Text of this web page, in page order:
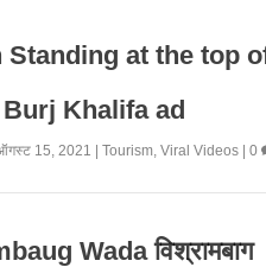
Standing at the top
Khalifa ad
15, 2021 Tourism, Viral Videos| 0
Wada विश्रामबाग